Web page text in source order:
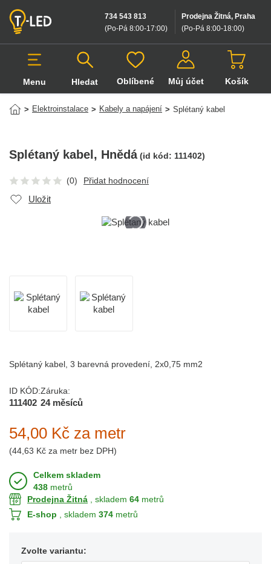
Prodejna Žitná, Praha
(Po-Pá 8:00-18:00)
734 543 813
(Po-Pá 8:00-17:00)
Menu Hledat
Hledat v produktech
Oblíbené Můj účet Košík
> Elektroinstalace > Kabely a napájení > Splétaný kabel
Splétaný kabel , Hnědá (id kód: 111402)
(0) Přidat hodnocení
Uložit
Splétaný kabel, 3 barevná provedení, 2x0,75 mm2
ID KÓD:
111402
Záruka:
24 měsíců
54,00 Kč za metr
(44,63 Kč za metr bez DPH)
Celkem skladem
438 metrů
Prodejna Žitná , skladem 64 metrů
E-shop , skladem 374 metrů
Zvolte variantu: